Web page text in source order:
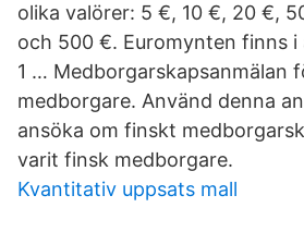
olika valörer: 5 €, 10 €, 20 €,
och 500 €. Euromynten finns i
1 … Medborgarskapsanmälan
medborgare. Använd denna
ansöka om finskt
varit finsk medborgare.
Kvantitativ uppsats mall